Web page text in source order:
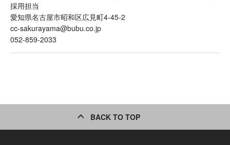
採用担当
愛知県名古屋市昭和区広見町4-45-2
cc-sakurayama@bubu.co.jp
052-859-2033
BACK TO TOP